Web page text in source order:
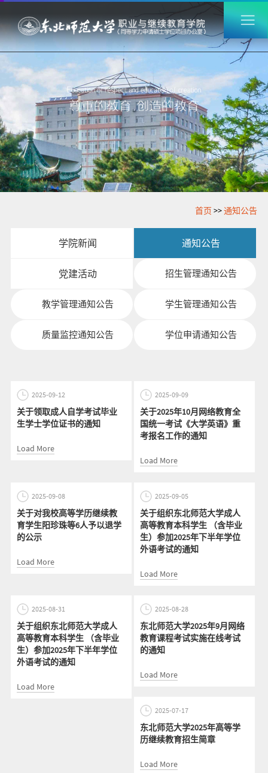
首页 >>通知公告
学院新闻 通知公告
党建活动 招生管理通知公告
教学管理通知公告 学生管理通知公告
质量监控通知公告 学位申请通知公告
2025-09-12
关于领取成人自学考试毕业
生学士学位证书的通知
Load More
2025-09-09
关于2025年10月网络教育全
国统一考试《大学英语》重
考报名工作的通知
Load More
2025-09-08
关于对我校高等学历继续教
育学生阳珍珠等6人予以退学
的公示
Load More
2025-09-05
关于组织东北师范大学成人
高等教育本科学生 （含毕业
生）参加2025年下半年学位
外语考试的通知
Load More
2025-08-31
关于组织东北师范大学成人
高等教育本科学生 （含毕业
生）参加2025年下半年学位
外语考试的通知
Load More
2025-08-28
东北师范大学2025年9月网络
教育课程考试实施在线考试
的通知
Load More
2025-07-17
东北师范大学2025年高等学
历继续教育招生简章
Load More